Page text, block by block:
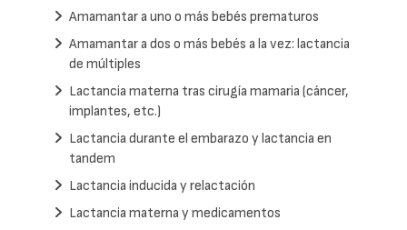
Amamantar a uno o más bebés prematuros
Amamantar a dos o más bebés a la vez: lactancia
de múltiples
Lactancia materna tras cirugía mamaria (cáncer,
implantes, etc.)
Lactancia durante el embarazo y lactancia en
tandem
Lactancia inducida y relactación
Lactancia materna y medicamentos